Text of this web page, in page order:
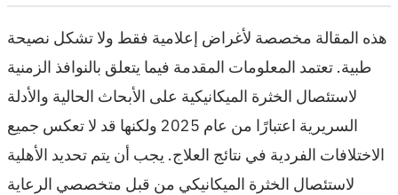
هذه المقالة مخصصة لأغراض إعلامية فقط ولا تشكل نصيحة
طبية. تعتمد المعلومات المقدمة فيما يتعلق بالنوافذ الزمنية
لاستئصال الخثرة الميكانيكية على الأبحاث الحالية والأدلة
السريرية اعتبارًا من عام 2025 ولكنها قد لا تعكس جميع
الاختلافات الفردية في نتائج العلاج. يجب أن يتم تحديد الأهلية
لاستئصال الخثرة الميكانيكي من قبل متخصصي الرعاية